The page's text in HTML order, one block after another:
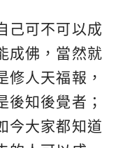
己可不可以成
成佛，當然就
修人天福報，
後知後覺者；
今大家都知道